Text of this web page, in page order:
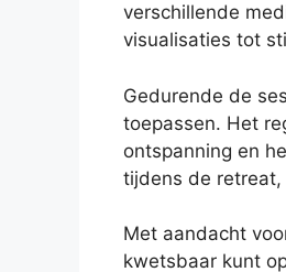
verschillende
visualisaties tot
Gedurende de
toepassen. Het
ontspanning en
tijdens de retreat,
Met aandacht
kwetsbaar kunt